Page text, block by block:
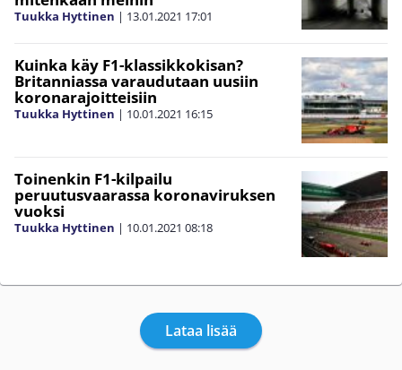
Tuukka Hyttinen | 13.01.2021 17:01
Kuinka käy F1-klassikkokisan?
Britanniassa varaudutaan uusiin
koronarajoitteisiin
Tuukka Hyttinen | 10.01.2021 16:15
Toinenkin F1-kilpailu
peruutusvaarassa koronaviruksen
vuoksi
Tuukka Hyttinen | 10.01.2021 08:18
Lataa lisää